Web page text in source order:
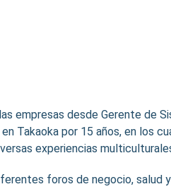
empresas desde Gerente de
Takaoka por 15 años, en los
experiencias
foros de negocio, salud